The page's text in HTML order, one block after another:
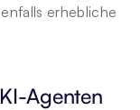
erhebliche
Agenten